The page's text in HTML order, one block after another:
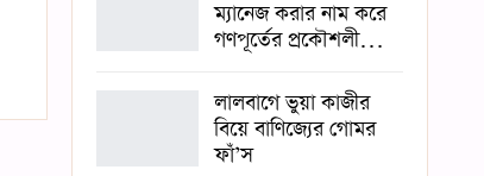
ম্যানেজ করার নাম করে
গণপূর্তের প্রকৌশলী…
লালবাগে ভুয়া কাজীর
বিয়ে বাণিজ্যের গোমর
ফাঁ’স